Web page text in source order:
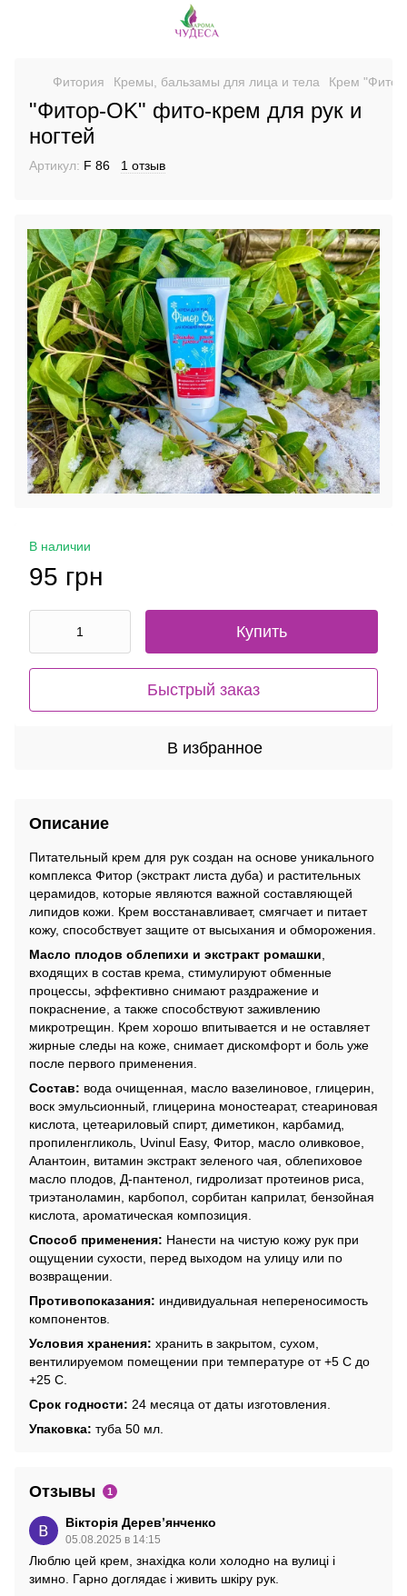
Фитория Кремы, бальзамы для лица и тела Крем
"Фитор-OK" фито-крем для рук и
ногтей
Артикул: F 86 1 отзыв
В наличии
95 грн
Купить
Быстрый заказ
В избранное
Описание
Питательный крем для рук создан на основе уникального
комплекса Фитор (экстракт листа дуба) и растительных
церамидов, которые являются важной составляющей
липидов кожи. Крем восстанавливает, смягчает и питает
кожу, способствует защите от высыхания и обморожения.
Масло плодов облепихи и экстракт ромашки
входящих в состав крема, стимулируют обменные
процессы, эффективно снимают раздражение и
покраснение, а также способствуют заживлению
микротрещин. Крем хорошо впитывается и не оставляет
жирные следы на коже, снимает дискомфорт и боль уже
после первого применения.
Состав: вода очищенная, масло вазелиновое, глицерин,
воск эмульсионный, глицерина моностеарат, стеариновая
кислота, цетеариловый спирт, диметикон, карбамид,
пропиленгликоль, Uvinul Easy, Фитор, масло оливковое,
Алантоин, витамин экстракт зеленого чая, облепиховое
масло плодов, Д-пантенол, гидролизат протеинов риса,
триэтаноламин, карбопол, сорбитан каприлат, бензойная
кислота, ароматическая композиция.
Способ применения: Нанести на чистую кожу рук при
ощущении сухости, перед выходом на улицу или по
возвращении.
Противопоказания: индивидуальная непереносимость
компонентов.
Условия хранения: хранить в закрытом, сухом,
вентилируемом помещении при температуре от +5 С до
+25 С.
Срок годности: 24 месяца от даты изготовления.
Упаковка: туба 50 мл.
Отзывы 1
Вікторія Деревʼянченко
05.08.2025 в 14:15
Люблю цей крем, знахідка коли холодно на вулиці і
зимно. Гарно доглядає і живить шкіру рук.